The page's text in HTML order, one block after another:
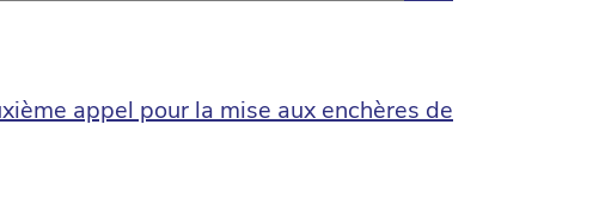
appel pour la mise aux enchères de